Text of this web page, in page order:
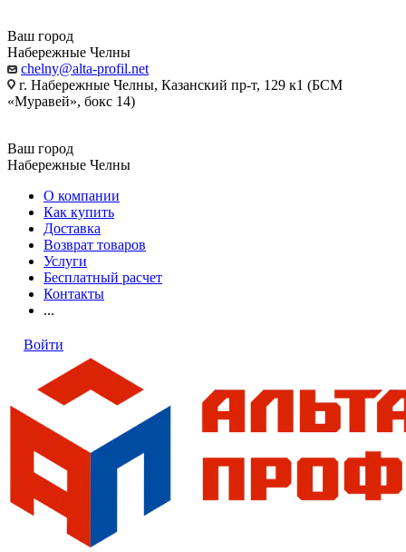
Ваш город
Набережные Челны
chelny@alta-profil.net
г. Набережные Челны, Казанский пр-т, 129 к1 (БСМ
«Муравей», бокс 14)
Ваш город
Набережные Челны
О компании
Как купить
Доставка
Возврат товаров
Услуги
Бесплатный расчет
Контакты
...
Войти